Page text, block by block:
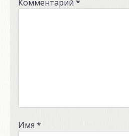
Комментарий *
Имя *